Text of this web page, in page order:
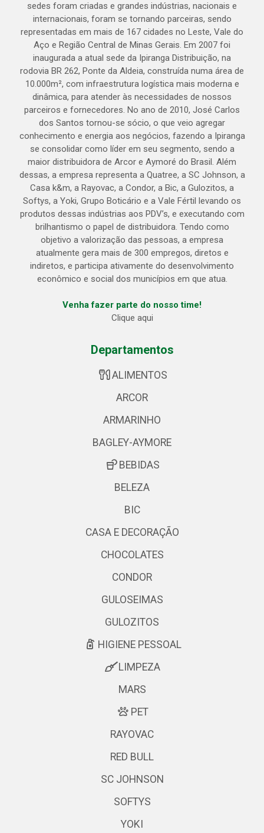
sedes foram criadas e grandes indústrias, nacionais e
internacionais, foram se tornando parceiras, sendo
representadas em mais de 167 cidades no Leste, Vale do
Aço e Região Central de Minas Gerais. Em 2007 foi
inaugurada a atual sede da Ipiranga Distribuição, na
rodovia BR 262, Ponte da Aldeia, construída numa área de
10.000m², com infraestrutura logística mais moderna e
dinâmica, para atender às necessidades de nossos
parceiros e fornecedores. No ano de 2010, José Carlos
dos Santos tornou-se sócio, o que veio agregar
conhecimento e energia aos negócios, fazendo a Ipiranga
se consolidar como líder em seu segmento, sendo a
maior distribuidora de Arcor e Aymoré do Brasil. Além
dessas, a empresa representa a Quatree, a SC Johnson, a
Casa k&m, a Rayovac, a Condor, a Bic, a Gulozitos, a
Softys, a Yoki, Grupo Boticário e a Vale Fértil levando os
produtos dessas indústrias aos PDV’s, e executando com
brilhantismo o papel de distribuidora. Tendo como
objetivo a valorização das pessoas, a empresa
atualmente gera mais de 300 empregos, diretos e
indiretos, e participa ativamente do desenvolvimento
econômico e social dos municípios em que atua.
Venha fazer parte do nosso time!
Clique aqui
Departamentos
ALIMENTOS
ARCOR
ARMARINHO
BAGLEY-AYMORE
BEBIDAS
BELEZA
BIC
CASA E DECORAÇÃO
CHOCOLATES
CONDOR
GULOSEIMAS
GULOZITOS
HIGIENE PESSOAL
LIMPEZA
MARS
PET
RAYOVAC
RED BULL
SC JOHNSON
SOFTYS
YOKI